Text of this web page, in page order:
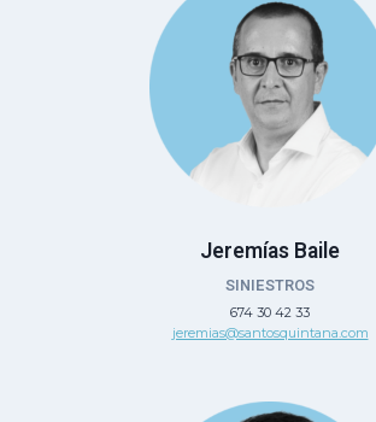
Jeremías Baile
SINIESTROS
674 30 42 33
jeremias@santosquintana.com